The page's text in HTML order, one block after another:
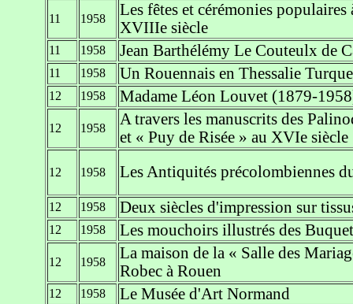
11 1958
Les fêtes et cérémonies
XVIIIe siècle
11 1958 Jean Barthélémy Le Couteulx de
11 1958 Un Rouennais en Thessalie
12 1958 Madame Léon Louvet (1879-
12 1958
A travers les manuscrits des
et « Puy de Risée » au XVIe siècle
12 1958 Les Antiquités précolombiennes
12 1958 Deux siècles d'impression sur
12 1958 Les mouchoirs illustrés des Buquet
12 1958
La maison de la « Salle des
Robec à Rouen
12 1958 Le Musée d'Art Normand